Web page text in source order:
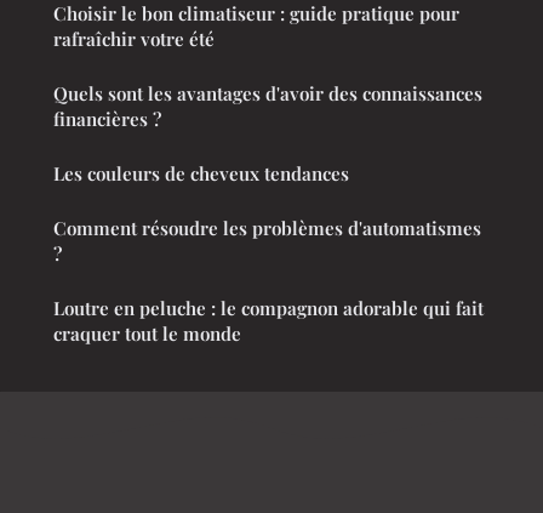
Choisir le bon climatiseur : guide pratique pour
rafraîchir votre été
Quels sont les avantages d'avoir des connaissances
financières ?
Les couleurs de cheveux tendances
Comment résoudre les problèmes d'automatismes
?
Loutre en peluche : le compagnon adorable qui fait
craquer tout le monde